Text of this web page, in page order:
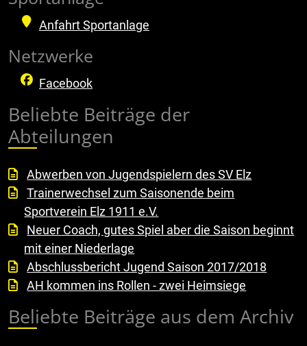
Anfahrt Sportanlage
Netzwerke
Facebook
Beliebte Beiträge der
Abteilungen
Abwerben von Jugendspielern des SV Elz
Trainerwechsel zum Saisonende beim
Sportverein Elz 1911 e.V.
Neuer Coach, gutes Spiel aber die Saison beginnt
mit einer Niederlage
Abschlussbericht Jugend Saison 2017/2018
AH kommen ins Rollen - zwei Heimsiege
Beliebte Beiträge aus dem Archiv